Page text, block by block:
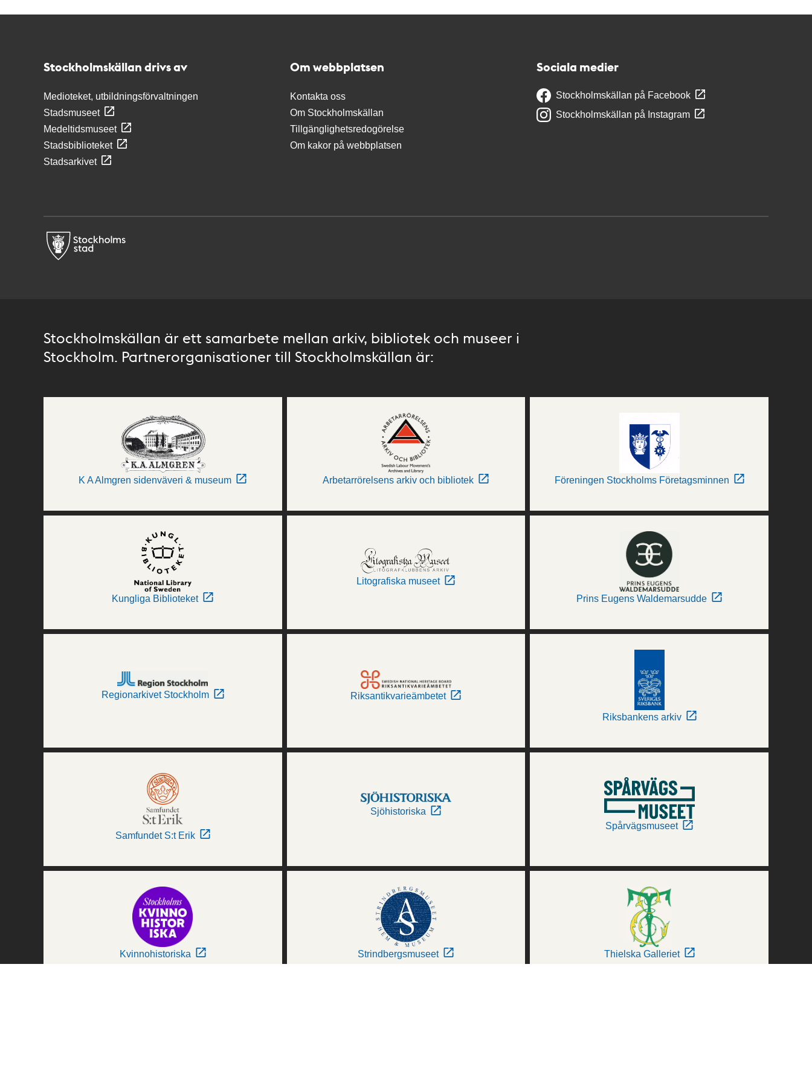
Stockholmskällan drivs av
Medioteket, utbildningsförvaltningen
Stadsmuseet
Medeltidsmuseet
Stadsbiblioteket
Stadsarkivet
Om webbplatsen
Kontakta oss
Om Stockholmskällan
Tillgänglighetsredogörelse
Om kakor på webbplatsen
Sociala medier
Stockholmskällan på Facebook
Stockholmskällan på Instagram
Stockholmskällan är ett samarbete mellan arkiv, bibliotek och museer i
Stockholm. Partnerorganisationer till Stockholmskällan är:
K A Almgren sidenväveri & museum Arbetarrörelsens arkiv och bibliotek Föreningen Stockholms Företagsminnen
Kungliga Biblioteket
Litografiska museet
Prins Eugens Waldemarsudde
Regionarkivet Stockholm Riksantikvarieämbetet
Riksbankens arkiv
Samfundet S:t Erik
Sjöhistoriska
Spårvägsmuseet
Kvinnohistoriska Strindbergsmuseet Thielska Galleriet